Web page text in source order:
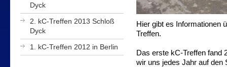
Dyck
2. kC-Treffen 2013 Schloß
Dyck
1. kC-Treffen 2012 in Berlin
Hier gibt es Informationen
Treffen.
Das erste kC-Treffen fand
wir uns jedes Jahr auf